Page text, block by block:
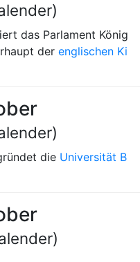
das Parlament König
der englischen Ki
die Universität B